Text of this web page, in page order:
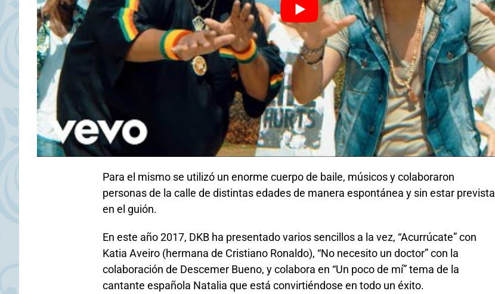
Para el mismo se utilizó un enorme cuerpo de baile, músicos y colaboraron
personas de la calle de distintas edades de manera espontánea y sin estar prevista
en el guión.
En este año 2017, DKB ha presentado varios sencillos a la vez, “Acurrúcate” con
Katia Aveiro (hermana de Cristiano Ronaldo), “No necesito un doctor” con la
colaboración de Descemer Bueno, y colabora en “Un poco de mí” tema de la
cantante española Natalia que está convirtiéndose en todo un éxito.